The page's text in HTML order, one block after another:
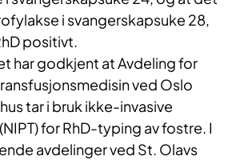
i svangerskapsuke 28,
positivt.
har godkjent at Avdeling for
ved Oslo
tar i bruk ikke-invasive
for RhD-typing av fostre. I
avdelinger ved St. Olavs